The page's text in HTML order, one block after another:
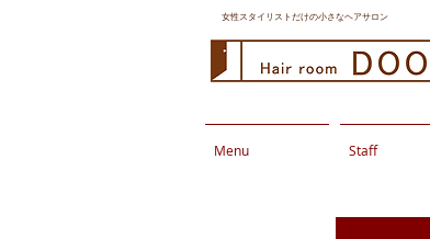
女性スタイリストだけの小さなヘアサロン
Menu Staff